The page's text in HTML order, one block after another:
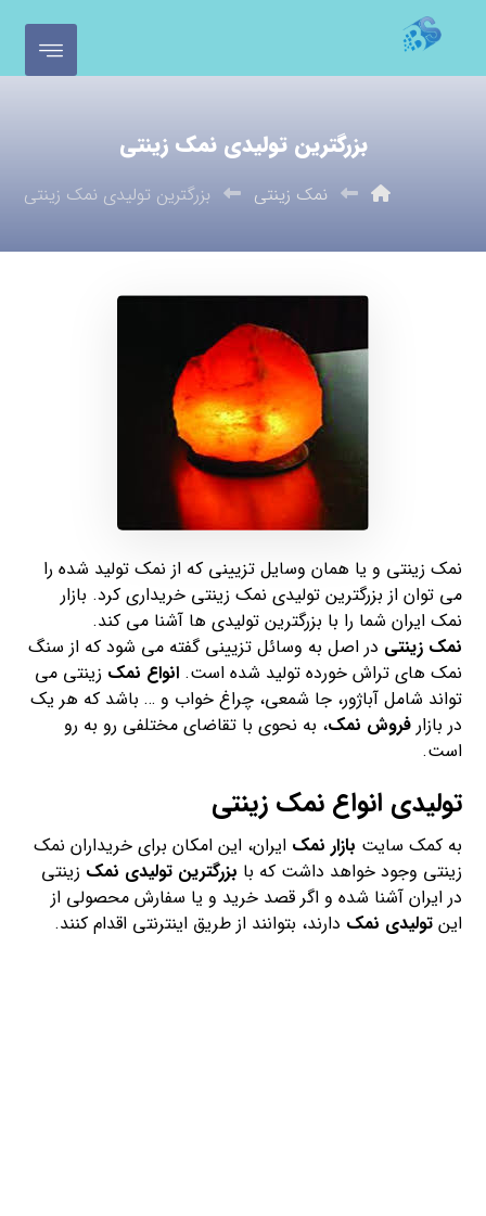
بزرگترین تولیدی نمک زینتی
نمک زینتی بزرگترین تولیدی نمک زینتی
نمک زینتی و یا همان وسایل تزیینی که از نمک تولید شده را
می توان از بزرگترین تولیدی نمک زینتی خریداری کرد. بازار
نمک ایران شما را با بزرگترین تولیدی ها آشنا می کند.
نمک زینتی در اصل به وسائل تزیینی گفته می شود که از سنگ
نمک های تراش خورده تولید شده است.انواع نمک زینتی می
تواند شامل آباژور، جا شمعی، چراغ خواب و … باشد که هر یک
در بازارفروش نمک، به نحوی با تقاضای مختلفی رو به رو
است.
تولیدی انواع نمک زینتی
به کمک سایت بازار نمک ایران، این امکان برای خریداران نمک
زینتی وجود خواهد داشت که با بزرگترین تولیدی نمک زینتی
در ایران آشنا شده و اگر قصد خرید و یا سفارش محصولی از
اینتولیدی نمک دارند، بتوانند از طریق اینترنتی اقدام کنند.